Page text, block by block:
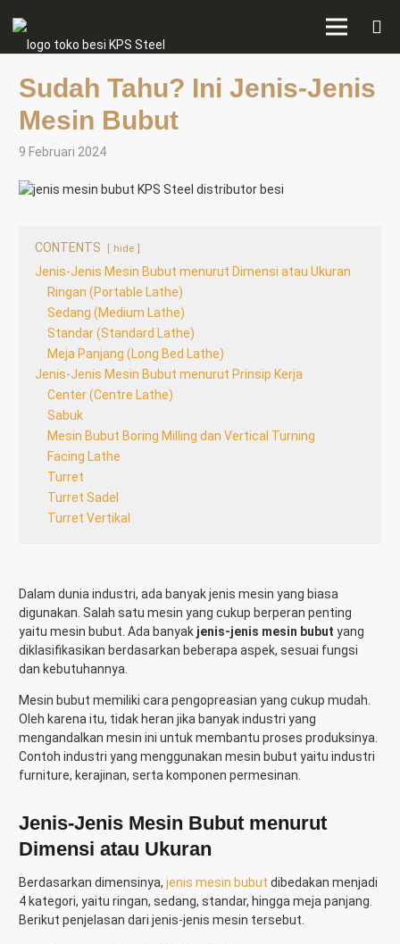
Sudah Tahu? Ini Jenis-Jenis
Mesin Bubut
9 Februari 2024
CONTENTS hide
Jenis-Jenis Mesin Bubut menurut Dimensi atau Ukuran
Ringan (Portable Lathe)
Sedang (Medium Lathe)
Standar (Standard Lathe)
Meja Panjang (Long Bed Lathe)
Jenis-Jenis Mesin Bubut menurut Prinsip Kerja
Center (Centre Lathe)
Sabuk
Mesin Bubut Boring Milling dan Vertical Turning
Facing Lathe
Turret
Turret Sadel
Turret Vertikal
Dalam dunia industri, ada banyak jenis mesin yang biasa
digunakan. Salah satu mesin yang cukup berperan penting
yaitu mesin bubut. Ada banyak jenis-jenis mesin bubut yang
diklasifikasikan berdasarkan beberapa aspek, sesuai fungsi
dan kebutuhannya.
Mesin bubut memiliki cara pengopreasian yang cukup mudah.
Oleh karena itu, tidak heran jika banyak industri yang
mengandalkan mesin ini untuk membantu proses produksinya.
Contoh industri yang menggunakan mesin bubut yaitu industri
furniture, kerajinan, serta komponen permesinan.
Jenis-Jenis Mesin Bubut menurut
Dimensi atau Ukuran
Berdasarkan dimensinya, jenis mesin bubut dibedakan menjadi
4 kategori, yaitu ringan, sedang, standar, hingga meja panjang.
Berikut penjelasan dari jenis-jenis mesin tersebut.